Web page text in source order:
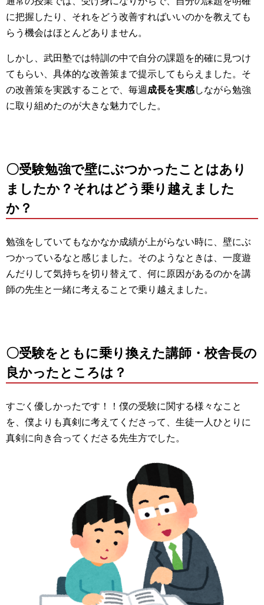
に把握したり、それをどう改善すればいいのかを教えても
らう機会はほとんどありません。
しかし、武田塾では特訓の中で自分の課題を的確に見つけ
てもらい、具体的な改善策まで提示してもらえました。そ
の改善策を実践することで、毎週 成長を実感しながら勉強
に取り組めたのが大きな魅力でした。
〇受験勉強で壁にぶつかったことはあり
ましたか？それはどう乗り越えました
か？
勉強をしていてもなかなか成績が上がらない時に、壁にぶ
つかっているなと感じました。そのようなときは、一度遊
んだりして気持ちを切り替えて、何に原因があるのかを講
師の先生と一緒に考えることで乗り越えました。
〇受験をともに乗り換えた講師・校舎長の
良かったところは？
すごく優しかったです！！僕の受験に関する様々なこと
を、僕よりも真剣に考えてくださって、生徒一人ひとりに
真剣に向き合ってくださる先生方でした。